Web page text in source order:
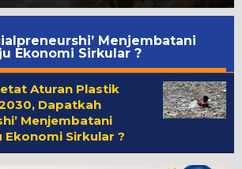
Menjembatani
Ekonomi Sirkular ?
Aturan Plastik
Dapatkah
Menjembatani
Ekonomi Sirkular ?